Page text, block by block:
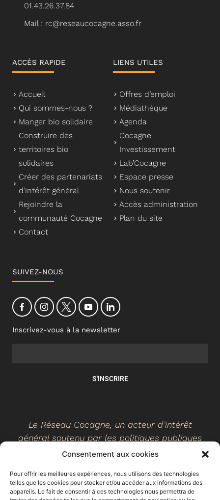
Consentement aux cookies
Pour offrir les meilleures expériences, nous utilisons des technologies
telles que les cookies pour stocker et/ou accéder aux informations des
appareils. Le fait de consentir à ces technologies nous permettra de
01.43.26.37.84
Mail : rc@reseaucocagne.asso.fr
ACCÈS RAPIDE
Accueil
Qui sommes-nous ?
Manger bio solidaire
Construire des
territoires bio
solidaires
Créer des partenariats
d’intérêt général
Rejoindre la
communauté Cocagne
Contact
LIENS UTILES
Offres d’emploi
Médiathèque
Agenda
Cocagne
Investissement
Lab’Cocagne
Espace presse
Nous soutenir
Accès administration
Plan du site
SUIVEZ-NOUS
Inscrivez-vous à la newsletter
S'INSCRIRE
Le Réseau Cocagne, un acteur d’intérêt
général soutenu par les politiques publiques
©2026- Réseau Cocagne -Site web réalisé par Ethicweb